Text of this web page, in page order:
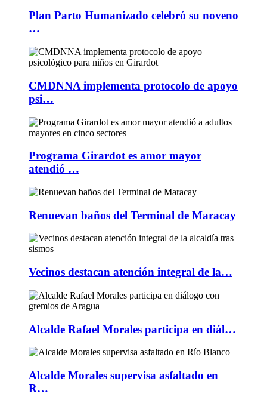
Plan Parto Humanizado celebró su noveno
…
CMDNNA implementa protocolo de apoyo
psi…
Programa Girardot es amor mayor
atendió …
Renuevan baños del Terminal de Maracay
Vecinos destacan atención integral de la…
Alcalde Rafael Morales participa en diál…
Alcalde Morales supervisa asfaltado en
R…